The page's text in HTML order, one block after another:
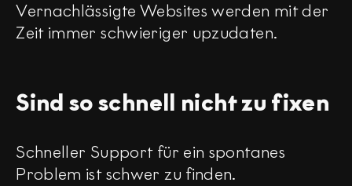
Vernachlässigte Websites werden mit der
Zeit immer schwieriger upzudaten.
Sind so schnell nicht zu fixen
Schneller Support für ein spontanes
Problem ist schwer zu finden.